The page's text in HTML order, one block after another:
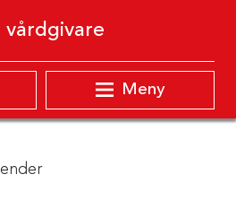
vårdgivare
Meny